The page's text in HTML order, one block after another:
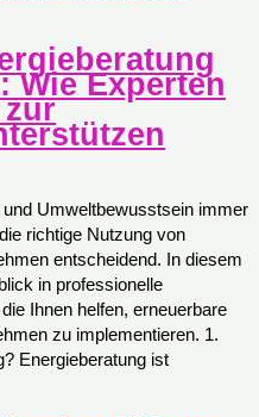
Wie Experten
zur
und Umweltbewusstsein immer
richtige Nutzung von
entscheidend. In diesem
in professionelle
Ihnen helfen, erneuerbare
zu implementieren. 1.
Energieberatung ist